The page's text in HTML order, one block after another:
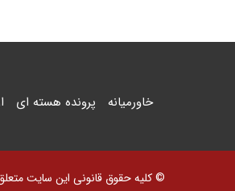
خاورمیانه پرونده هسته ای
© کلیه حقوق قانونی این سایت